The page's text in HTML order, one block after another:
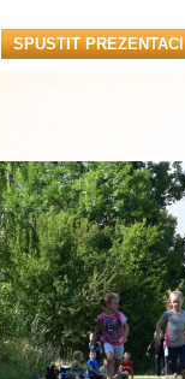
SPUSTIT PREZENTACI